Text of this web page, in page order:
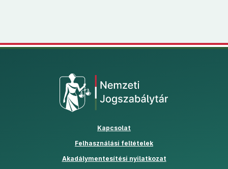
Kapcsolat
Felhasználási feltételek
Akadálymentesítési nyilatkozatPDF